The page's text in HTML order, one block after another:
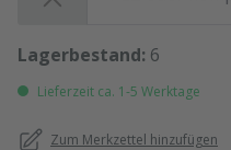
Lagerbestand: 6
Lieferzeit ca. 1-5 Werktage
Zum Merkzettel hinzufügen